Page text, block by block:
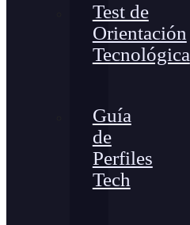
Test de
Orientación
Tecnológica
Guía
de
Perfiles
Tech